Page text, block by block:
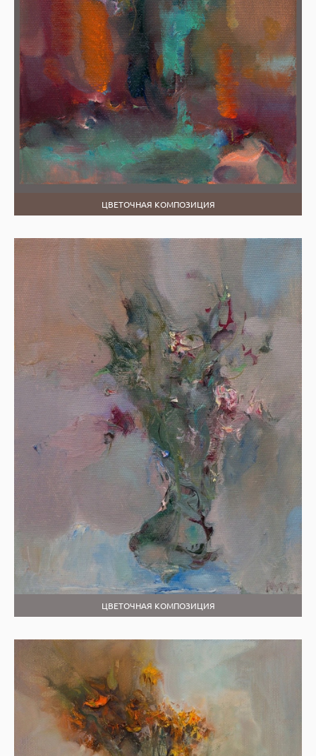
ЦВЕТОЧНАЯ КОМПОЗИЦИЯ
ЦВЕТОЧНАЯ КОМПОЗИЦИЯ